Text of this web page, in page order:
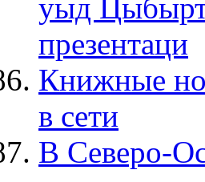
уыд
презентаци
Книжные
в сети
В Северо-